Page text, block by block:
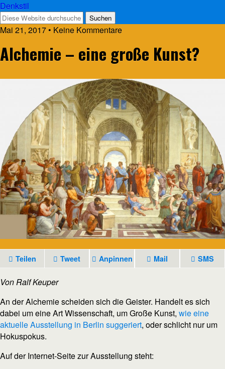
Denkstil
Mai 21, 2017 • Keine Kommentare
Alchemie – eine große Kunst?
Teilen Tweet Anpinnen Mail SMS
Von Ralf Keuper
An der Alchemie scheiden sich die Geister. Handelt es sich
dabei um eine Art Wissenschaft, um Große Kunst, wie eine
aktuelle Ausstellung in Berlin suggeriert, oder schlicht nur um
Hokuspokus.
Auf der Internet-Seite zur Ausstellung steht: